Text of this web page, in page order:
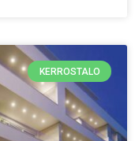
KERROSTALO